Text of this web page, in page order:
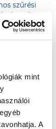
mint
A
szűrési
és
A
szűrést
sem vesz,